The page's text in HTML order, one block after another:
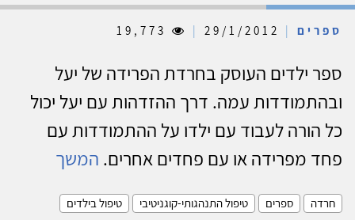
ספרים |
|
ספר ילדים העוסק בחרדת הפרידה של יעל
ובהתמודדות עמה. דרך ההזדהות עם יעל יכול
כל הורה לעבוד עם ילדו על ההתמודדות עם
פחד מפרידה או עם פחדים אחרים. המשך
חרדה ספרים טיפול התנהגותי-קוגניטיבי טיפול בילדים